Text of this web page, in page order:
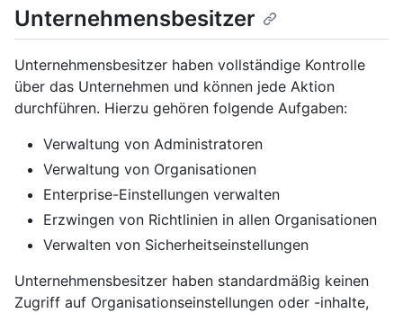
Unternehmensbesitzer
Unternehmensbesitzer haben vollständige Kontrolle
über das Unternehmen und können jede Aktion
durchführen. Hierzu gehören folgende Aufgaben:
Verwaltung von Administratoren
Verwaltung von Organisationen
Enterprise-Einstellungen verwalten
Erzwingen von Richtlinien in allen Organisationen
Verwalten von Sicherheitseinstellungen
Unternehmensbesitzer haben standardmäßig keinen
Zugriff auf Organisationseinstellungen oder -inhalte,